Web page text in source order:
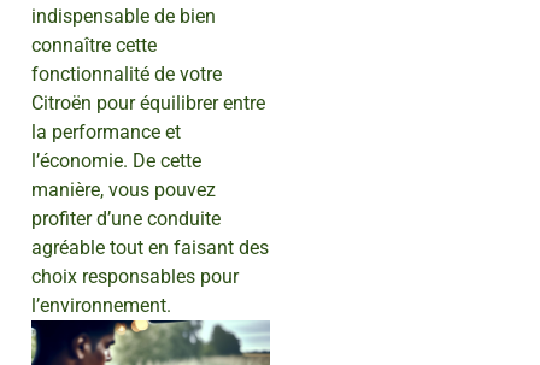
indispensable de bien
connaître cette
fonctionnalité de votre
Citroën pour équilibrer entre
la performance et
l’économie. De cette
manière, vous pouvez
profiter d’une conduite
agréable tout en faisant des
choix responsables pour
l’environnement.